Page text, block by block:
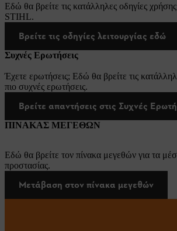
Εδώ θα βρείτε τις κατάλληλες οδηγίες
STIHL.
Βρείτε τις οδηγίες λειτουργίας εδώ
Συχνές Ερωτήσεις
Έχετε ερωτήσεις; Εδώ θα βρείτε τις
πιο συχνές ερωτήσεις.
Βρείτε απαντήσεις στις Συχνές
ΠΙΝΑΚΑΣ ΜΕΓΕΘΩΝ
Εδώ θα βρείτε τον πίνακα μεγεθών για τα
προστασίας.
Μετάβαση στον πίνακα μεγεθών